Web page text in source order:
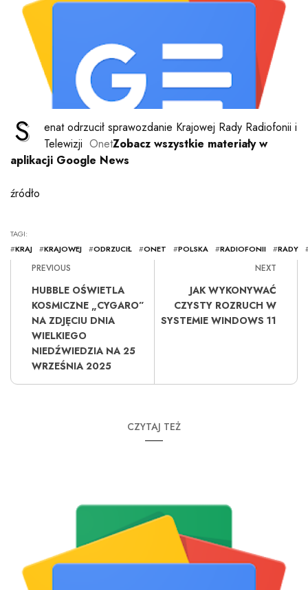
S
enat odrzucił sprawozdanie Krajowej Rady Radiofonii i
Telewizji OnetZobacz wszystkie materiały w
aplikacji Google News
źródło
TAGI:
#KRAJ #KRAJOWEJ #ODRZUCIŁ #ONET #POLSKA #RADIOFONII #RADY
PREVIOUS
HUBBLE OŚWIETLA
KOSMICZNE „CYGARO”
NA ZDJĘCIU DNIA
WIELKIEGO
NIEDŹWIEDZIA NA 25
WRZEŚNIA 2025
NEXT
JAK WYKONYWAĆ
CZYSTY ROZRUCH W
SYSTEMIE WINDOWS 11
CZYTAJ TEŻ